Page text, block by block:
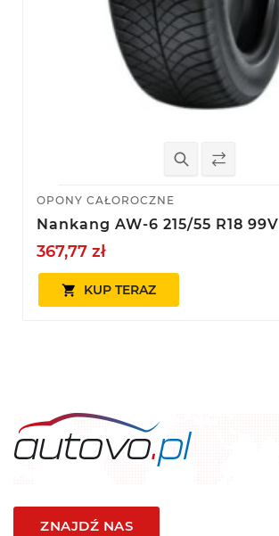
OPONY CAŁOROCZNE
Nankang AW-6 215/55 R18 99V
367,77 zł
 KUP TERAZ
ZNAJDŹ NAS